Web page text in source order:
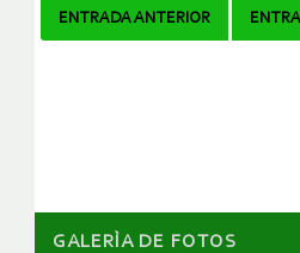
Navegador
ENTRADA ANTERIOR
GALERÌA DE FOTOS